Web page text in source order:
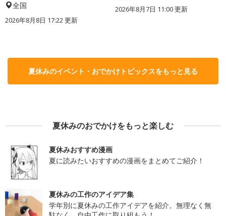
全国
2026年8月8日 17:22更新
2026年8月7日 11:00更新
夏休みのイベント・おでかけトピックスをもっと見る
夏休みのおでかけをもっと楽しむ
夏休みおすすめ漫画
夏に読みたいおすすめの漫画をまとめてご紹介！
夏休みの工作のアイデア集
学年別に夏休みの工作アイデアを紹介。無理なく無